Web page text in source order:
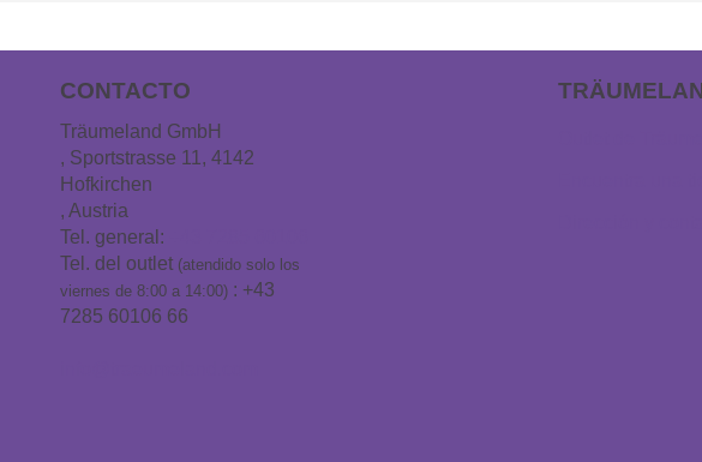
CONTACTO
Träumeland GmbH
, Sportstrasse 11, 4142
Hofkirchen
, Austria
Tel. general:
Tel. del outlet (atendido solo los
viernes de 8:00 a 14:00) : +43
7285 60106 66